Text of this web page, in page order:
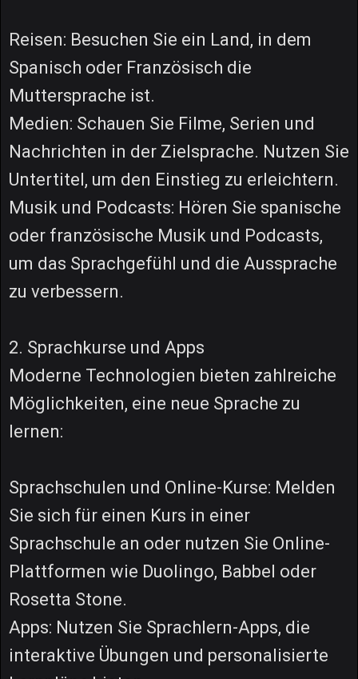
Reisen: Besuchen Sie ein Land, in dem
Spanisch oder Französisch die
Muttersprache ist.
Medien: Schauen Sie Filme, Serien und
Nachrichten in der Zielsprache. Nutzen Sie
Untertitel, um den Einstieg zu erleichtern.
Musik und Podcasts: Hören Sie spanische
oder französische Musik und Podcasts,
um das Sprachgefühl und die Aussprache
zu verbessern.
2. Sprachkurse und Apps
Moderne Technologien bieten zahlreiche
Möglichkeiten, eine neue Sprache zu
lernen:
Sprachschulen und Online-Kurse: Melden
Sie sich für einen Kurs in einer
Sprachschule an oder nutzen Sie Online-
Plattformen wie Duolingo, Babbel oder
Rosetta Stone.
Apps: Nutzen Sie Sprachlern-Apps, die
interaktive Übungen und personalisierte